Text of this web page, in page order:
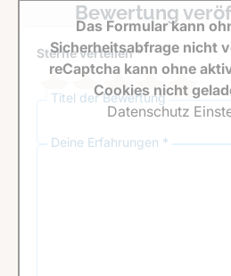
Bewertung
Sterne verteilen *
Titel der Bewertung
Deine Erfahrungen *
Das Formular kann
Sicherheitsabfrage nicht
reCaptcha kann ohne
Cookies nicht
Datenschutz